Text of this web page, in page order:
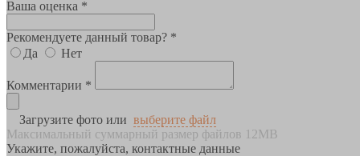
Ваша оценка *
Рекомендуете данный товар? *
Да
Нет
Комментарии *
Загрузите фото или выберите файл
Максимальный суммарный размер файлов 12MB
Укажите, пожалуйста, контактные данные